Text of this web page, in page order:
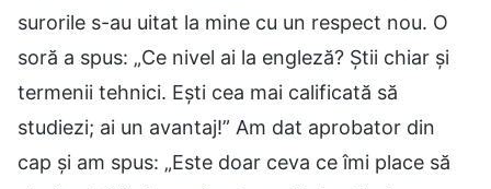
surorile s-au uitat la mine cu un respect nou. O
soră a spus: „Ce nivel ai la engleză? Știi chiar și
termenii tehnici. Ești cea mai calificată să
studiezi; ai un avantaj!” Am dat aprobator din
cap și am spus: „Este doar ceva ce îmi place să